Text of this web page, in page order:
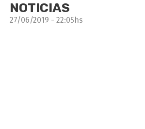
NOTICIAS
27/06/2019 - 22:05hs